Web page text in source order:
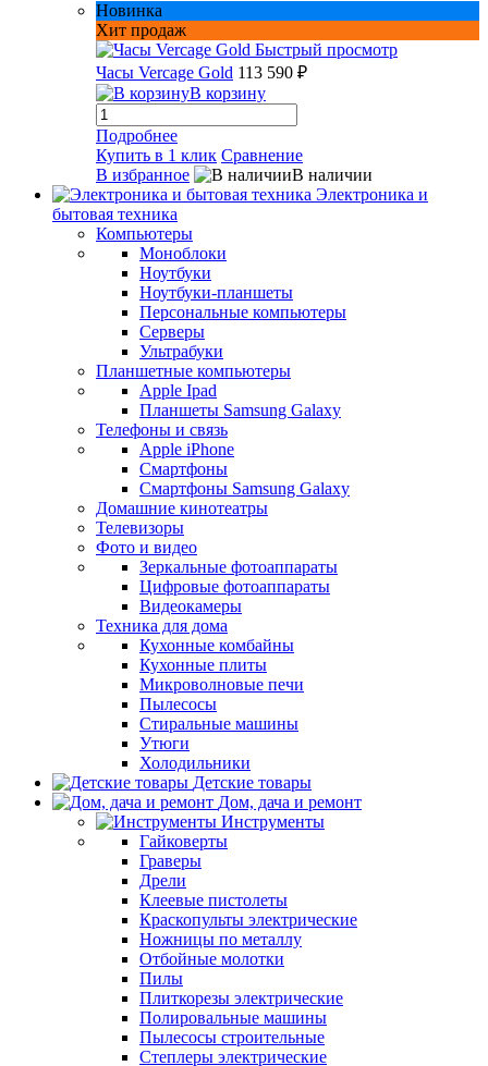
Новинка
Хит продаж
Быстрый просмотр
Часы Vercage Gold 113 590 ₽
В корзину
Подробнее
Купить в 1 клик Сравнение
В избранное
В наличии
Электроника и
бытовая техника
Компьютеры
Моноблоки
Ноутбуки
Ноутбуки-планшеты
Персональные компьютеры
Серверы
Ультрабуки
Планшетные компьютеры
Apple Ipad
Планшеты Samsung Galaxy
Телефоны и связь
Apple iPhone
Смартфоны
Смартфоны Samsung Galaxy
Домашние кинотеатры
Телевизоры
Фото и видео
Зеркальные фотоаппараты
Цифровые фотоаппараты
Видеокамеры
Техника для дома
Кухонные комбайны
Кухонные плиты
Микроволновые печи
Пылесосы
Стиральные машины
Утюги
Холодильники
Детские товары
Дом, дача и ремонт
Инструменты
Гайковерты
Граверы
Дрели
Клеевые пистолеты
Краскопульты электрические
Ножницы по металлу
Отбойные молотки
Пилы
Плиткорезы электрические
Полировальные машины
Пылесосы строительные
Степлеры электрические